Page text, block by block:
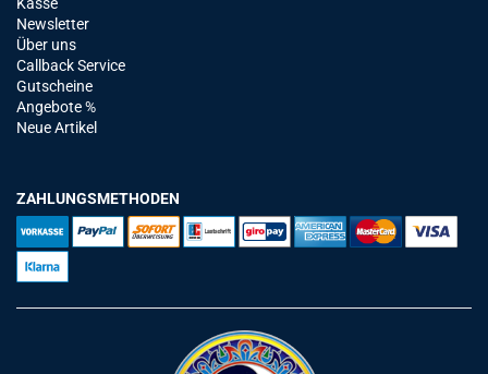
Newsletter
Über uns
Callback Service
Gutscheine
Angebote %
Neue Artikel
ZAHLUNGSMETHODEN